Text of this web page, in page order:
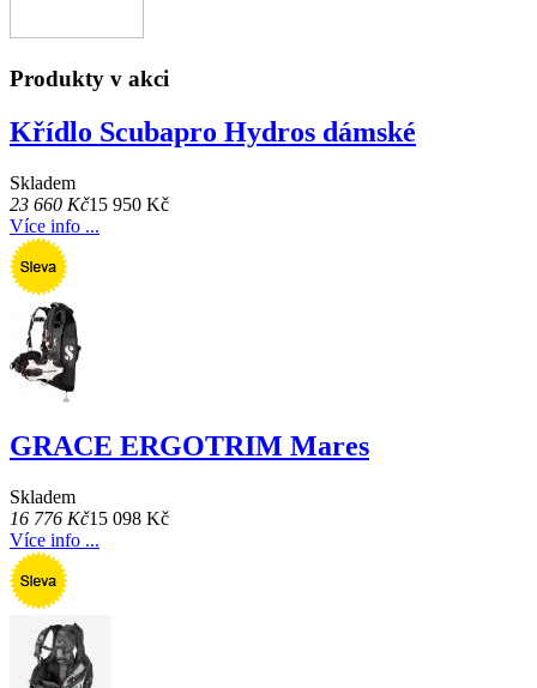
Produkty v akci
Křídlo Scubapro Hydros dámské
Skladem
23 660 Kč15 950 Kč
Více info ...
GRACE ERGOTRIM Mares
Skladem
16 776 Kč15 098 Kč
Více info ...